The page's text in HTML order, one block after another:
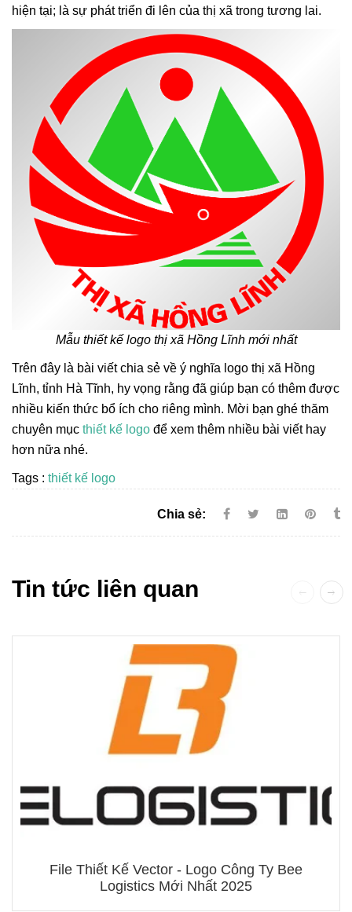
hiện tại; là sự phát triển đi lên của thị xã trong tương lai.
Mẫu thiết kế logo thị xã Hồng Lĩnh mới nhất
Trên đây là bài viết chia sẻ về ý nghĩa logo thị xã Hồng
Lĩnh, tỉnh Hà Tĩnh, hy vọng rằng đã giúp bạn có thêm được
nhiều kiến thức bổ ích cho riêng mình. Mời bạn ghé thăm
chuyên mục thiết kế logo để xem thêm nhiều bài viết hay
hơn nữa nhé.
Tags : thiết kế logo
Chia sẻ:
Tin tức liên quan
File Thiết Kế Vector - Logo Công Ty Bee
Logistics Mới Nhất 2025